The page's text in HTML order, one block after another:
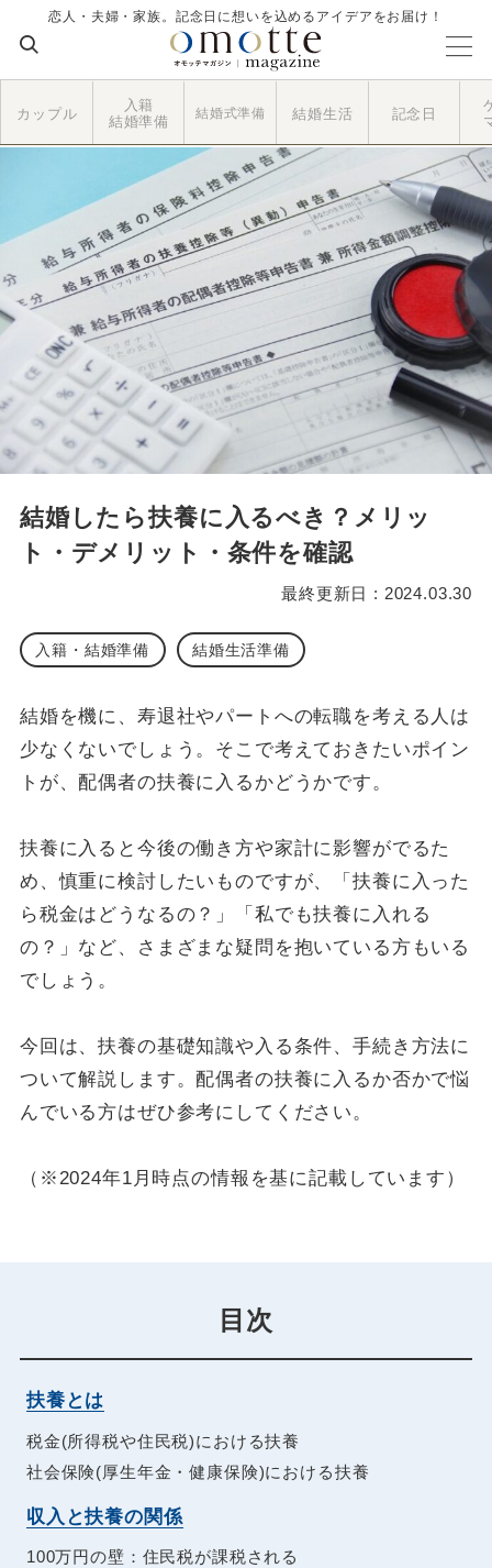
恋人・夫婦・家族。記念日に想いを込めるアイデアをお届け！
カップル
入籍
結婚準備
結婚式準備 結婚生活 記念日
結婚したら扶養に入るべき？メリッ
ト・デメリット・条件を確認
最終更新日 : 2024.03.30
入籍・結婚準備 結婚生活準備
結婚を機に、寿退社やパートへの転職を考える人は
少なくないでしょう。そこで考えておきたいポイン
トが、配偶者の扶養に入るかどうかです。
扶養に入ると今後の働き方や家計に影響がでるた
め、慎重に検討したいものですが、「扶養に入った
ら税金はどうなるの？」「私でも扶養に入れる
の？」など、さまざまな疑問を抱いている方もいる
でしょう。
今回は、扶養の基礎知識や入る条件、手続き方法に
ついて解説します。配偶者の扶養に入るか否かで悩
んでいる方はぜひ参考にしてください。
（※2024年1月時点の情報を基に記載しています）
目次
扶養とは
税金(所得税や住民税)における扶養
社会保険(厚生年金・健康保険)における扶養
収入と扶養の関係
100万円の壁：住民税が課税される